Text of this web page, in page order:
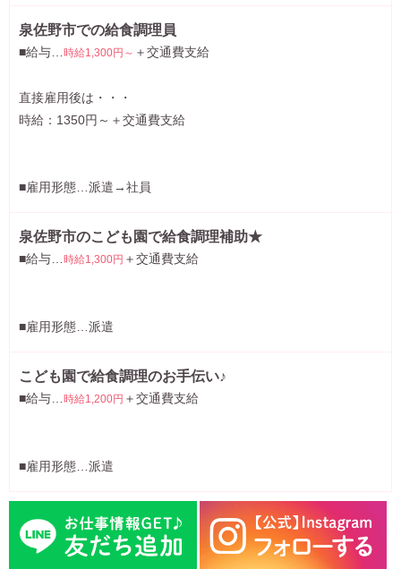
泉佐野市での給食調理員
■給与… 時給1,300円～ ＋交通費支給
直接雇用後は・・・
時給：1350円～＋交通費支給
■雇用形態…派遣→社員
泉佐野市のこども園で給食調理補助★
■給与… 時給1,300円 ＋交通費支給
■雇用形態…派遣
こども園で給食調理のお手伝い♪
■給与… 時給1,200円 ＋交通費支給
■雇用形態…派遣